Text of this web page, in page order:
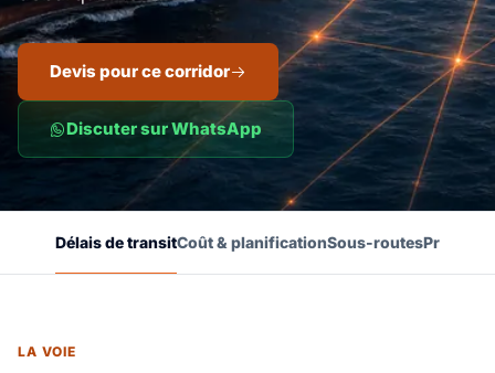
Devis pour ce corridor
Discuter sur WhatsApp
Délais de transitCoût & planificationSous-routesPreuves
LA VOIE